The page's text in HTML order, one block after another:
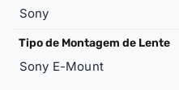
Sony
Tipo de Montagem de Lente
Sony E-Mount